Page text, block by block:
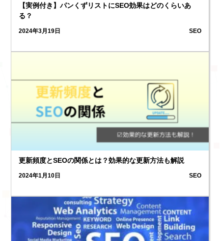
【実例付き】パンくずリストにSEO効果はどのくらいあ
る？
2024年3月19日 SEO
更新頻度とSEOの関係とは？効果的な更新方法も解説
2024年1月10日 SEO